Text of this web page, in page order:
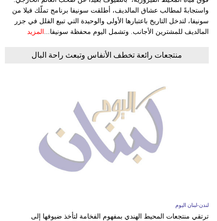
واستجابةً لمطالب عشاق المالديف، أطلقت سونيفا برنامج تملّك فيلا من
سونيفا، لتدخل التاريخ باعتبارها الأولى والوحيدة التي تبيع الفلل في جزر
المالديف للمشترين الأجانب. وتشمل اليوم محفظة سونيفا... المزيد
منتجعات رائعة تخطف الأنفاس وتبعث راحة البال
لندن-لبنان اليوم
ترتقي منتجعات المحيط الهندي بمفهوم الفخامة لتأخذ ضيوفها إلى